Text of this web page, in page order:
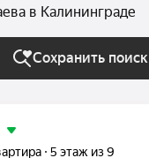
в Калининграде
Сохранить поиск
5 этаж из 9